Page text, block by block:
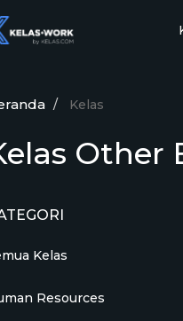
Kelas
Other
Kelas
Resources